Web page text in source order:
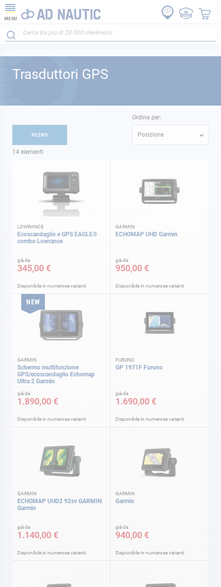
MENU
Trasduttori GPS
14 elementi
Ordina per:
Posizione
LOWRANCE
Ecoscandaglio e GPS EAGLE®
combo Lowrance
già da
345,00 €
Disponibile in numerose varianti
GARMIN
ECHOMAP UHD Garmin
già da
950,00 €
Disponibile in numerose varianti
NEW
GARMIN
Schermo multifunzione
GPS/ecoscandaglio Echomap
Ultra 2 Garmin
già da
1.890,00 €
Disponibile in numerose varianti
FURUNO
GP 1971F Furuno
già da
1.690,00 €
Disponibile in numerose varianti
GARMIN
ECHOMAP UHD2 92sv GARMIN
Garmin
già da
1.140,00 €
Disponibile in numerose varianti
GARMIN
Garmin
già da
940,00 €
Disponibile in numerose varianti
FILTRO